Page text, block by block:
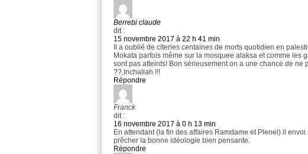
Berrebi claude
dit :
15 novembre 2017 à 22 h 41 min
Il a oublié de citerles centaines de morts quotidien en
Mokata parfois même sur la mosquee alaksa et comme
sont pas atteints! Bon sérieusement on a une chance de
??,Inchallah !!!
Répondre
Franck
dit :
16 novembre 2017 à 0 h 13 min
En attendant (la fin des affaires Ramdame et Plenel) il
prêcher la bonne idéologie bien pensante.
Répondre